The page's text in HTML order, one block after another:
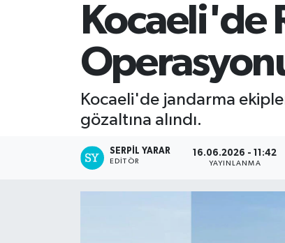
Kocaeli'de
Kocaeli'de jandarma
gözaltına alındı.
SERPİL YARAR
EDITÖR
16.06.2026 - 11:42
YAYINLANMA
Süper Lig Puan Durumu ve Fikstür
Tüm Manşetler
Son Dakika Haberleri
Haber Arşivi